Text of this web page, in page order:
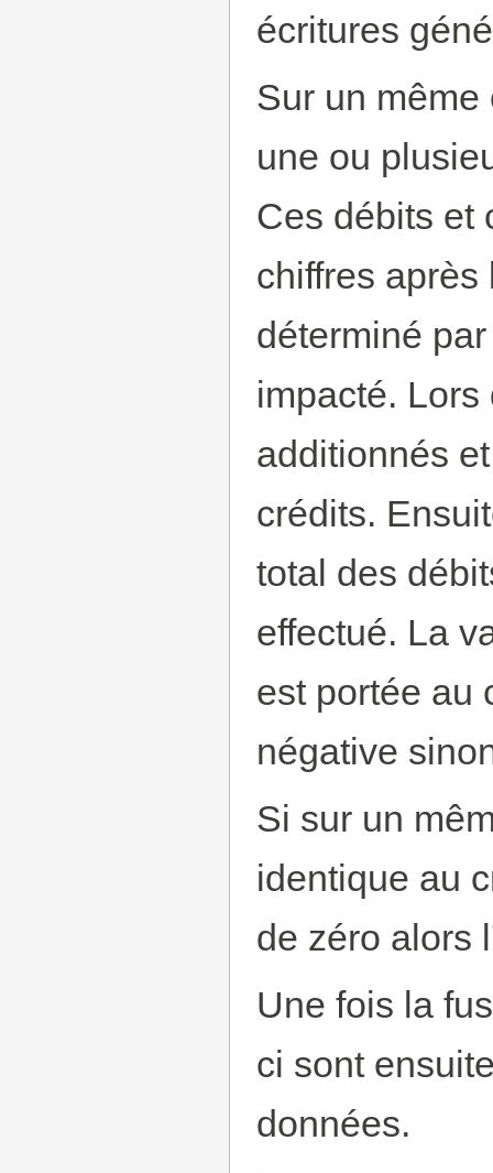
écritures
Sur un
une ou
Ces débits et
chiffres après
déterminé
impacté.
additionnés
crédits.
total des
effectué. La
est portée au
négative
Si sur un
identique au
de zéro alors
Une fois la
ci sont
données.